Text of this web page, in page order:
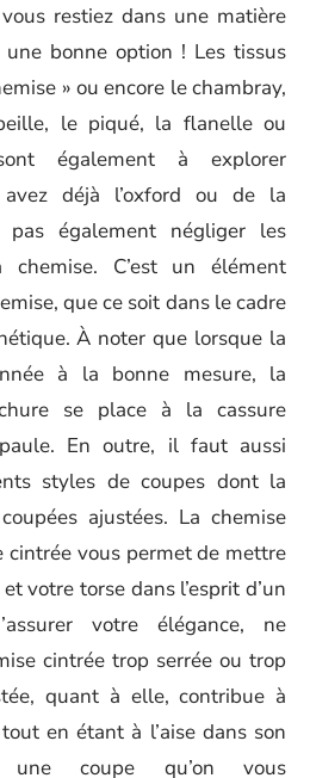
restiez dans une matière
une bonne option ! Les tissus
» ou encore le chambray,
le piqué, la flanelle ou
également à explorer
déjà l’oxford ou de la
également négliger les
chemise. C’est un élément
que ce soit dans le cadre
À noter que lorsque la
à la bonne mesure, la
se place à la cassure
En outre, il faut aussi
styles de coupes dont la
ajustées. La chemise
cintrée vous permet de mettre
votre torse dans l’esprit d’un
votre élégance, ne
cintrée trop serrée ou trop
quant à elle, contribue à
en étant à l’aise dans son
une coupe qu’on vous